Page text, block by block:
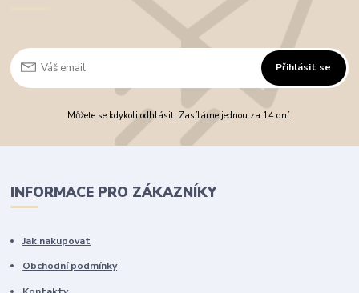
Přihlásit se
Můžete se kdykoli odhlásit. Zasíláme jednou za 14 dní.
INFORMACE PRO ZÁKAZNÍKY
Jak nakupovat
Obchodní podmínky